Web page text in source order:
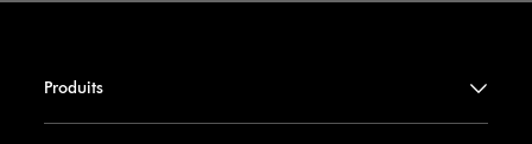
Produits